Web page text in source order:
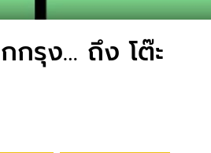
กรุง… ถึง โต๊ะ